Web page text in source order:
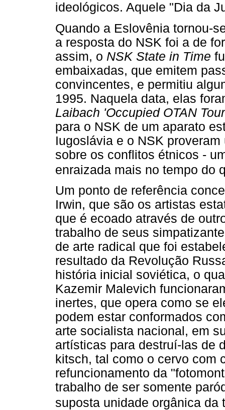
ideológicos. Aquele "Dia da
Quando a Eslovênia tornou-
a resposta do NSK foi a de
assim, o NSK State in Time
embaixadas, que emitem
convincentes, e permitiu
1995. Naquela data, elas
Laibach 'Occupied OTAN
para o NSK de um aparato
Iugoslávia e o NSK
sobre os conflitos étnicos -
enraizada mais no tempo do
Um ponto de referência
Irwin, que são os artistas
que é ecoado através de
trabalho de seus
de arte radical que foi
resultado da Revolução
história inicial soviética, o
Kazemir Malevich
inertes, que opera como se
podem estar conformados
arte socialista nacional, em
artísticas para destruí-las de
kitsch, tal como o cervo com
refuncionamento da
trabalho de ser somente
suposta unidade orgânica da